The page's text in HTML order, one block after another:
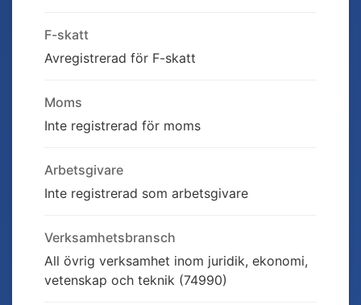
F-skatt
Avregistrerad för F-skatt
Moms
Inte registrerad för moms
Arbetsgivare
Inte registrerad som arbetsgivare
Verksamhetsbransch
All övrig verksamhet inom juridik, ekonomi,
vetenskap och teknik (74990)